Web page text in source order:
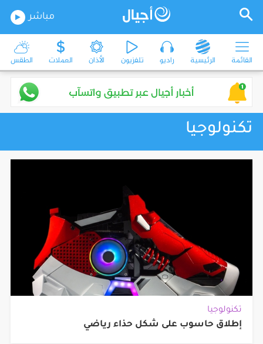
مباشر
القائمة الرئيسية راديو تلفزيون الأذان العملات الطقس
تكنولوجيا
تكنولوجيا
إطلاق حاسوب على شكل حذاء رياضي